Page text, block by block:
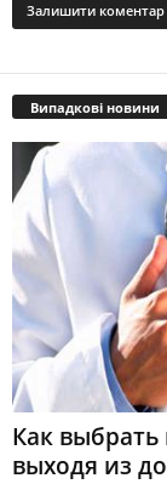
Випадкові новини
Как выбрать
выходя из